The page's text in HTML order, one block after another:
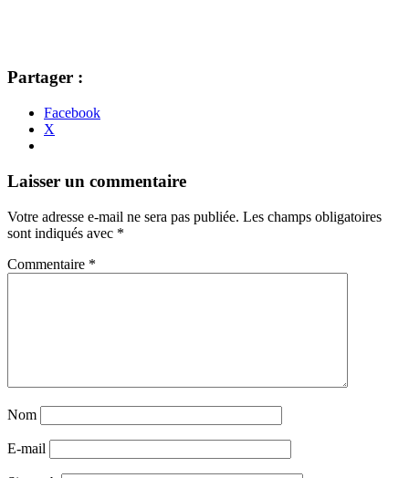
Partager :
Facebook
X
Navigation
articles
←
→
Laisser un commentaire
Votre adresse e-mail ne sera pas publiée. Les champs obligatoires
sont indiqués avec *
Commentaire *
Nom
E-mail